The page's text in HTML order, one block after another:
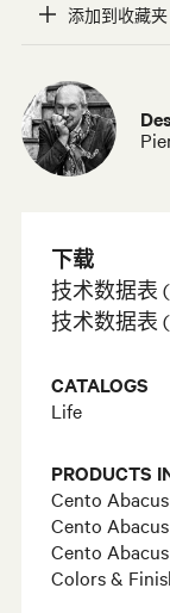
添加到收藏夹
下载
技术数据表
技术数据表
CATALOGS
Life
PRODUCTS
Cento
Cento
Cento
Colors &